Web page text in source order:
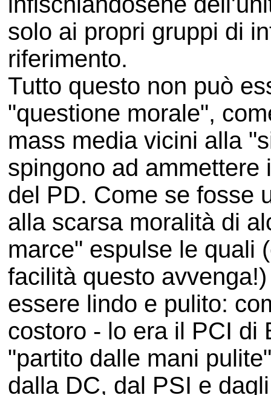
solo ai propri gruppi di
riferimento.
Tutto questo non può
"questione morale",
mass media vicini alla
spingono ad
del PD. Come se fosse
alla scarsa moralità di
marce" espulse le quali
facilità questo
essere lindo e pulito:
costoro - lo era il PCI di
"partito dalle mani
dalla DC, dal PSI e